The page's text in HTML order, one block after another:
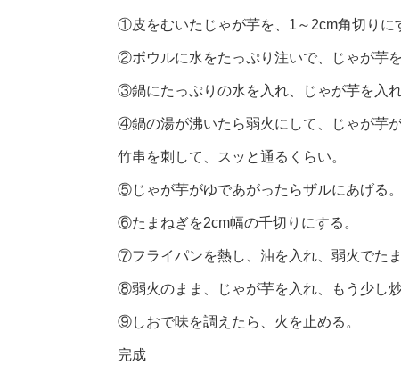
①皮をむいたじゃが芋を、1～2cm角切りに
②ボウルに水をたっぷり注いで、じゃが芋
③鍋にたっぷりの水を入れ、じゃが芋を入
④鍋の湯が沸いたら弱火にして、じゃが芋
竹串を刺して、スッと通るくらい。
⑤じゃが芋がゆであがったらザルにあげる。
⑥たまねぎを2cm幅の千切りにする。
⑦フライパンを熱し、油を入れ、弱火で
⑧弱火のまま、じゃが芋を入れ、もう少し
⑨しおで味を調えたら、火を止める。
完成